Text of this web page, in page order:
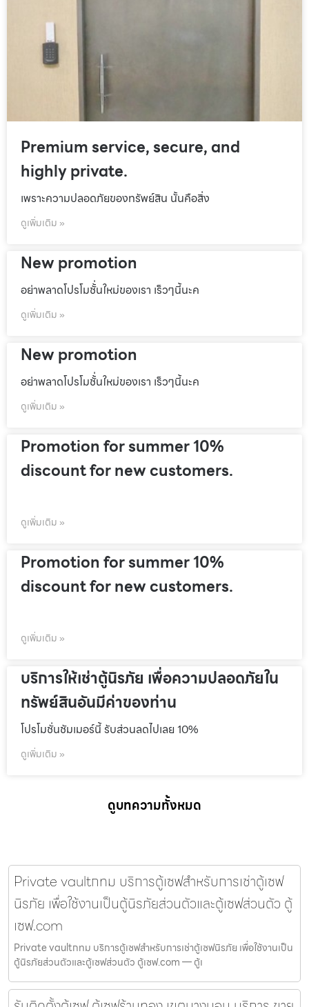
Premium service, secure, and
highly private.
เพราะความปลอดภัยของทรัพย์สิน นั้นคือสิ่ง
ดูเพิ่มเติม »
New promotion
อย่าพลาดโปรโมชั้่นใหม่ของเรา เร็วๆนี้นะค
ดูเพิ่มเติม »
New promotion
อย่าพลาดโปรโมชั้่นใหม่ของเรา เร็วๆนี้นะค
ดูเพิ่มเติม »
Promotion for summer 10%
discount for new customers.
ดูเพิ่มเติม »
Promotion for summer 10%
discount for new customers.
ดูเพิ่มเติม »
บริการให้เช่าตู้นิรภัย เพื่อความปลอดภัยใน
ทรัพย์สินอันมีค่าของท่าน
โปรโมชั่นชัมเมอร์นี้ รับส่วนลดไปเลย 10%
ดูเพิ่มเติม »
ดูบทความทั้งหมด
Private vaultกทม บริการตู้เซฟสำหรับการเช่าตู้เซฟ
นิรภัย เพื่อใช้งานเป็นตู้นิรภัยส่วนตัวและตู้เซฟส่วนตัว ตู้
เซฟ.com
Private vaultกทม บริการตู้เซฟสำหรับการเช่าตู้เซฟนิรภัย เพื่อใช้งานเป็น
ตู้นิรภัยส่วนตัวและตู้เซฟส่วนตัว ตู้เซฟ.com — ตู้เ